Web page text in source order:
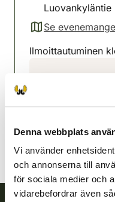
Denna webbplats
Vi använder
och annonserna till
för sociala medier och
vidarebefordrar även
Se
(avautuu uuteen
Ilmoittautuminen
0400 150